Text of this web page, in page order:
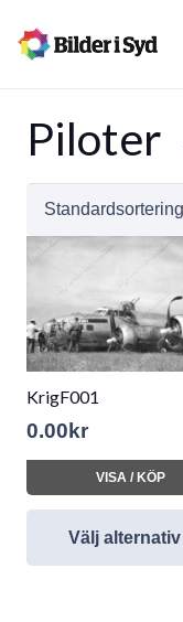
Piloter
KrigF001
0.00 kr
VISA / KÖP
Välj alternativ